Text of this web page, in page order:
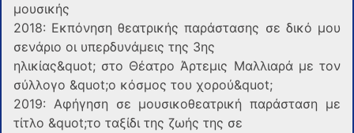
μουσικής
2018: Εκπόνηση θεατρικής παράστασης σε δικό μου
σενάριο οι υπερδυνάμεις της 3ης
ηλικίας&quot; στο Θέατρο Άρτεμις Μαλλιαρά με τον
σύλλογο &quot;ο κόσμος του χορού&quot;
2019: Αφήγηση σε μουσικοθεατρική παράσταση με
τίτλο &quot;το ταξίδι της ζωής της σε